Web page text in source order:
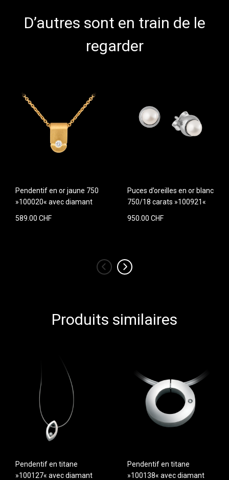
D’autres sont en train de le
regarder
Pendentif en or jaune 750
»100020« avec diamant
589.00 CHF
Puces d’oreilles en or blanc
750/18 carats »100921«
950.00 CHF
‹ ›
Produits similaires
Pendentif en titane
»100127« avec diamant
Pendentif en titane
»100138« avec diamant